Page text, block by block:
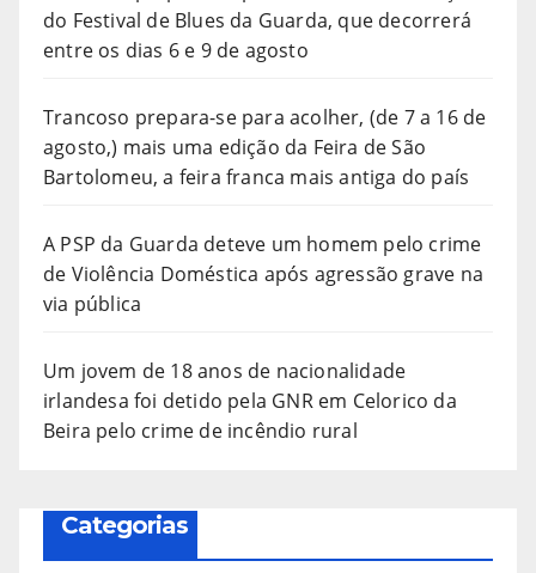
do Festival de Blues da Guarda, que decorrerá
entre os dias 6 e 9 de agosto
Trancoso prepara-se para acolher, (de 7 a 16 de
agosto,) mais uma edição da Feira de São
Bartolomeu, a feira franca mais antiga do país
A PSP da Guarda deteve um homem pelo crime
de Violência Doméstica após agressão grave na
via pública
Um jovem de 18 anos de nacionalidade
irlandesa foi detido pela GNR em Celorico da
Beira pelo crime de incêndio rural
Categorias